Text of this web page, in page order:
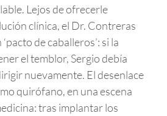
Lejos de ofrecerle
clínica, el Dr. Contreras
de caballeros’: si la
el temblor, Sergio debía
nuevamente. El desenlace
quirófano, en una escena
tras implantar los